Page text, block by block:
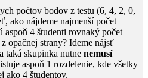
počtov bodov z testu (6, 4, 2, 0,
ako nájdeme najmenší počet
aspoň 4 študenti rovnaký počet
opačnej strany? Ideme nájsť
taká skupinka nutne nemusí
aspoň 1 rozdelenie, kde všetky
ako 4 študentov.